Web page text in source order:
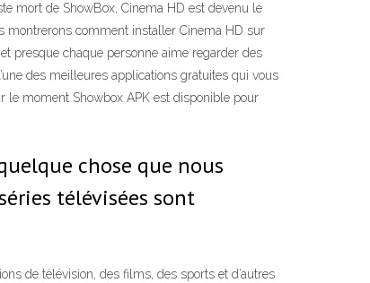
mort de ShowBox, Cinema HD est devenu le
montrerons comment installer Cinema HD sur
presque chaque personne aime regarder des
des meilleures applications gratuites qui vous
le moment Showbox APK est disponible pour
chose que nous
télévisées sont
de télévision, des films, des sports et d’autres